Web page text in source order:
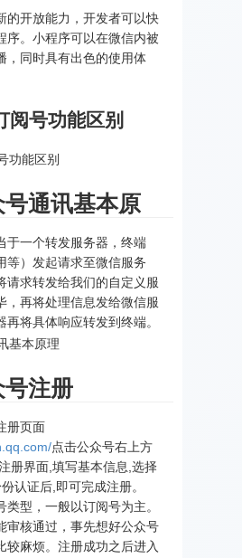
的开放能力，开发者可以快
序。小程序可以在微信内被
，同时具有出色的使用体
阅号功能区别
通讯基本原
于一个转发服务器，终端
等）发起请求至微信服务
请求转发给我们的自定义服
，再将处理信息发给微信服
再将具体响应转发到终端。
注册
册页面
点击公众号右上方
册界面,填写基本信息,选择
认证后,即可完成注册。
类型，一般以订阅号为主。
审核通过，事先想好公众号
较麻烦。注册成功之后进入